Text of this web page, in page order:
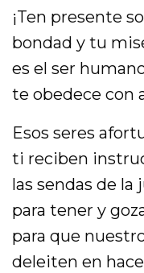
¡Ten presente
bondad y tu
es el ser
te obedece con
Esos seres
ti reciben
las sendas de
para tener y
para que
deleiten en